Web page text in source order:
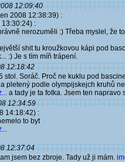
12:09:40
2008 12:38:39) :
:
nerozuměli :) Třeba myslel, že
shit tu kroužkovou kápi pod
:) Je s tím míň trápení.
12:18:42
stol. Soráč. Proč ne kuklu pod
pletený podle olympijskejch kruhů
a tady je ta fotka. Jsem ten napravo
12:34:59
14:18:42) :
to byt
12:37:04
jsem bez zbroje. Tady už ji mám.